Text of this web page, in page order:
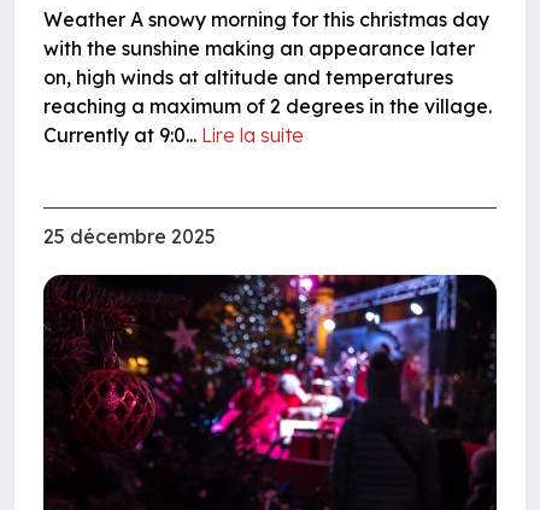
Weather A snowy morning for this christmas day
with the sunshine making an appearance later
on, high winds at altitude and temperatures
reaching a maximum of 2 degrees in the village.
Currently at 9:0... Lire la suite
25 décembre 2025